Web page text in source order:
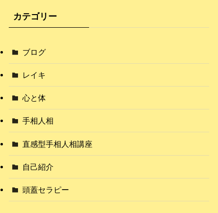
カテゴリー
ブログ
レイキ
心と体
手相人相
直感型手相人相講座
自己紹介
頭蓋セラピー